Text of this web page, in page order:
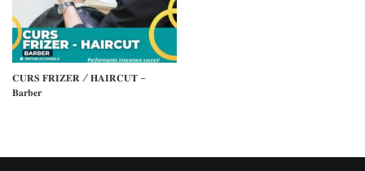
𝐂𝐔𝐑𝐒 𝐅𝐑𝐈𝐙𝐄𝐑 / 𝐇𝐀𝐈𝐑𝐂𝐔𝐓 –
𝐁𝐚𝐫𝐛𝐞𝐫